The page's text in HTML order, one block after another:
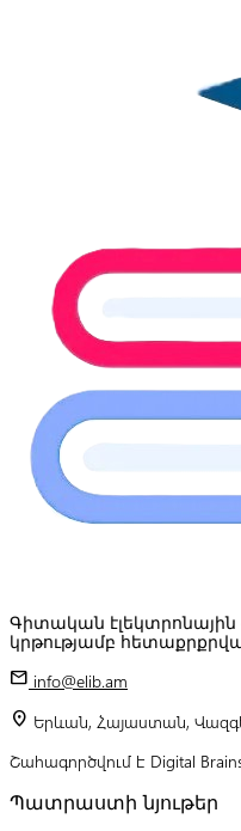
Գիտական
կրթությամբ
mail info@elib.am
location_on Երևան, Հայաստան,
Շահագործվում է Digital
Պատրաստի նյութեր